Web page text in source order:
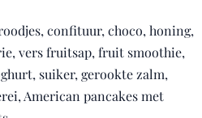
confituur, choco, honing,
vers fruitsap, fruit smoothie,
suiker, gerookte zalm,
American pancakes met